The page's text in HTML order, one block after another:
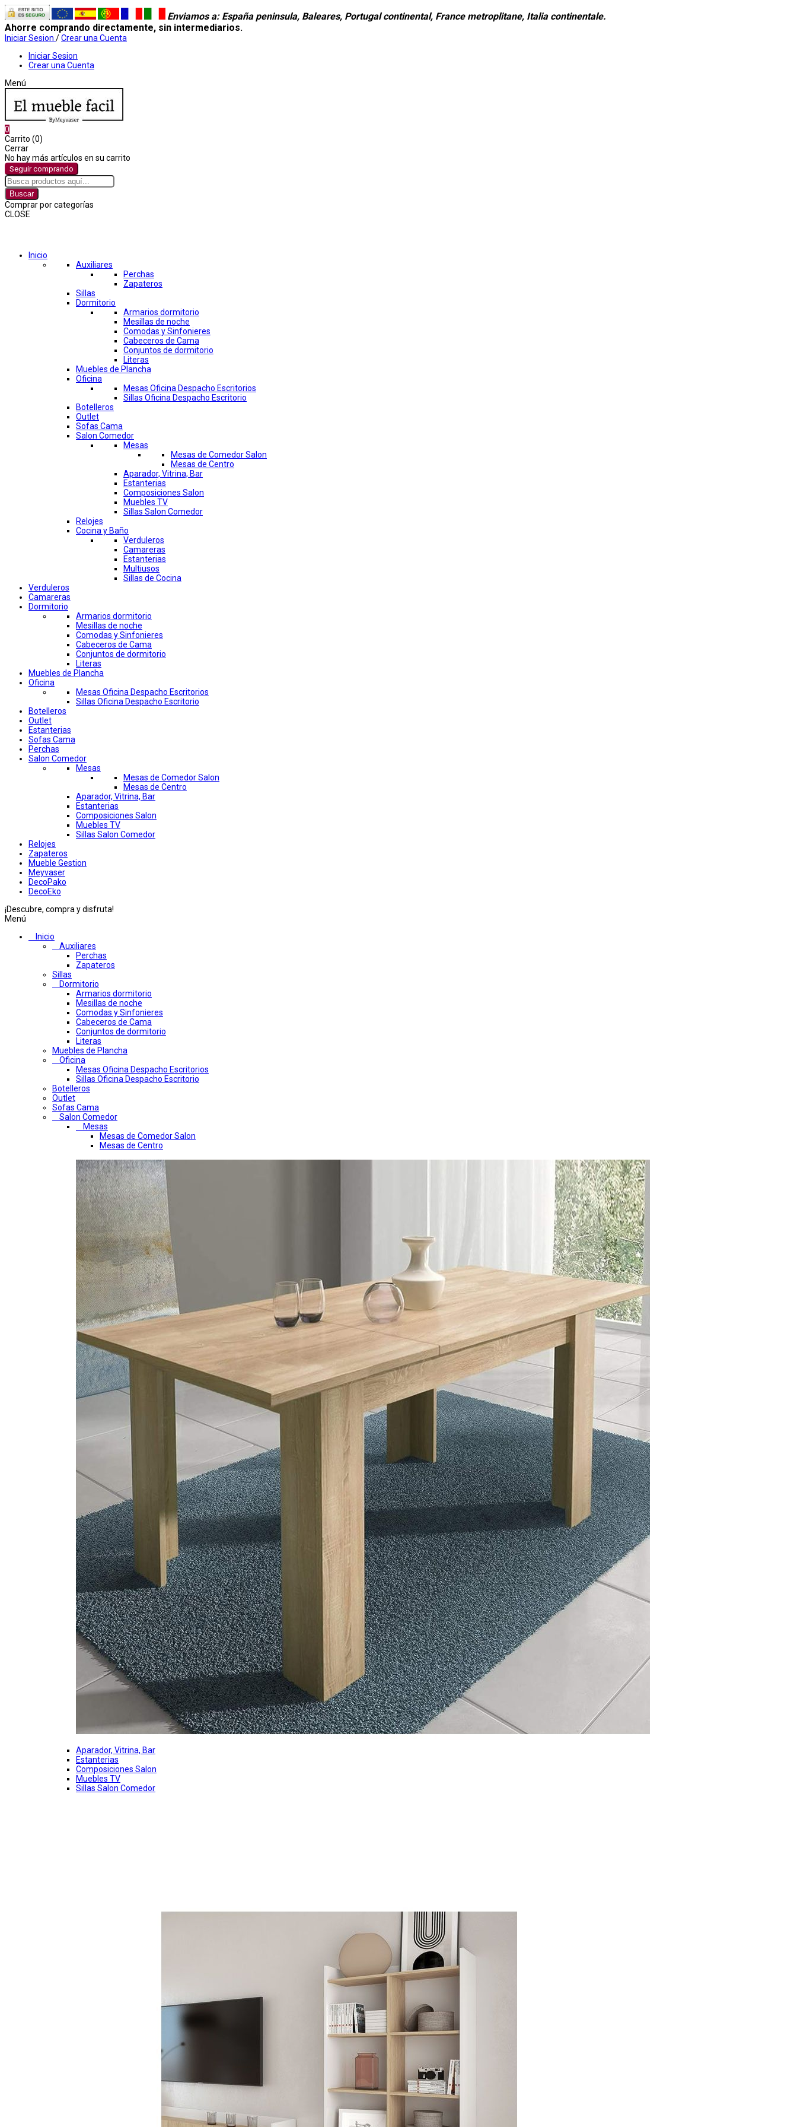
Enviamos a: España peninsula, Baleares, Portugal continental, France metroplitane, Italia continentale.
Ahorre comprando directamente, sin intermediarios.
Iniciar Sesion /Crear una Cuenta
Iniciar Sesion
Crear una Cuenta
Menú
0
Carrito (0)
Cerrar
No hay más artículos en su carrito
Seguir comprando
Buscar
Comprar por categorías
CLOSE
Inicio
Auxiliares
Perchas
Zapateros
Sillas
Dormitorio
Armarios dormitorio
Mesillas de noche
Comodas y Sinfonieres
Cabeceros de Cama
Conjuntos de dormitorio
Literas
Muebles de Plancha
Oficina
Mesas Oficina Despacho Escritorios
Sillas Oficina Despacho Escritorio
Botelleros
Outlet
Sofas Cama
Salon Comedor
Mesas
Mesas de Comedor Salon
Mesas de Centro
Aparador, Vitrina, Bar
Estanterias
Composiciones Salon
Muebles TV
Sillas Salon Comedor
Relojes
Cocina y Baño
Verduleros
Camareras
Estanterias
Multiusos
Sillas de Cocina
Verduleros
Camareras
Dormitorio
Armarios dormitorio
Mesillas de noche
Comodas y Sinfonieres
Cabeceros de Cama
Conjuntos de dormitorio
Literas
Muebles de Plancha
Oficina
Mesas Oficina Despacho Escritorios
Sillas Oficina Despacho Escritorio
Botelleros
Outlet
Estanterias
Sofas Cama
Perchas
Salon Comedor
Mesas
Mesas de Comedor Salon
Mesas de Centro
Aparador, Vitrina, Bar
Estanterias
Composiciones Salon
Muebles TV
Sillas Salon Comedor
Relojes
Zapateros
Mueble Gestion
Meyvaser
DecoPako
DecoEko
¡Descubre, compra y disfruta!
Menú
Inicio
Auxiliares
Perchas
Zapateros
Sillas
Dormitorio
Armarios dormitorio
Mesillas de noche
Comodas y Sinfonieres
Cabeceros de Cama
Conjuntos de dormitorio
Literas
Muebles de Plancha
Oficina
Mesas Oficina Despacho Escritorios
Sillas Oficina Despacho Escritorio
Botelleros
Outlet
Sofas Cama
Salon Comedor
Mesas
Mesas de Comedor Salon
Mesas de Centro
Aparador, Vitrina, Bar
Estanterias
Composiciones Salon
Muebles TV
Sillas Salon Comedor